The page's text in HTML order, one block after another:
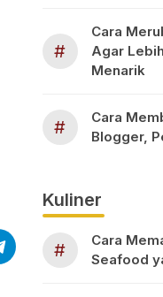
#
Cara
Agar
Menarik
#
Cara
Blogger,
Kuliner
#
Cara
Seafood